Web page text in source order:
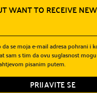
WANT TO RECEIVE
da se moja e-mail adresa pohrani i
sam s tim da ovu suglasnost
pisanim putem.